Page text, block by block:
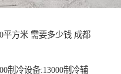
平方米 需要多少钱 成都
制冷设备:13000制冷辅